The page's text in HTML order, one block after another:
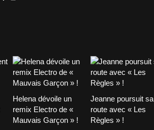
Helena dévoile un
remix Electro de «
Mauvais Garçon » !
Jeanne poursuit sa
route avec « Les
Règles » !